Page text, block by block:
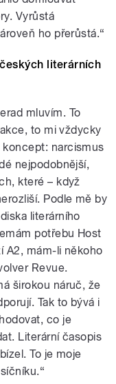
Vyrůstá
ho přerůstá.“
literárních
mluvím. To
to mi vždycky
narcismus
nejpodobnější,
které – když
Podle mě by
literárního
potřebu Host
A2, mám-li někoho
Revue.
širokou náruč, že
Tak to bývá i
co je
Literární časopis
To je moje